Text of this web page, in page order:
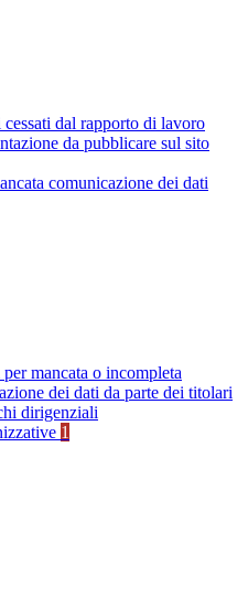
dal rapporto di lavoro
da pubblicare sul sito
comunicazione dei dati
mancata o incompleta
dei dati da parte dei titolari
dirigenziali
1